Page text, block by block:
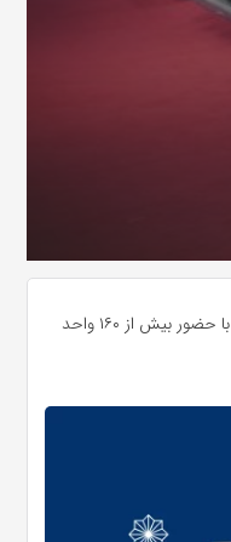
سی‌وسومین نمایشگاه بین‌المللی تخصصی لوازم خانگی ایران از ۲۴ تا ۲۷ تیرماه ۱۴۰۴ در محل دائمی نمایشگاه‌های بین‌المللی تبریز برگزار شد. این رویداد به‌عنوان یکی از مهم‌ترین نمایشگاه‌های تخصصی کشور، با حضور بیش از ۱۶۰ واحد